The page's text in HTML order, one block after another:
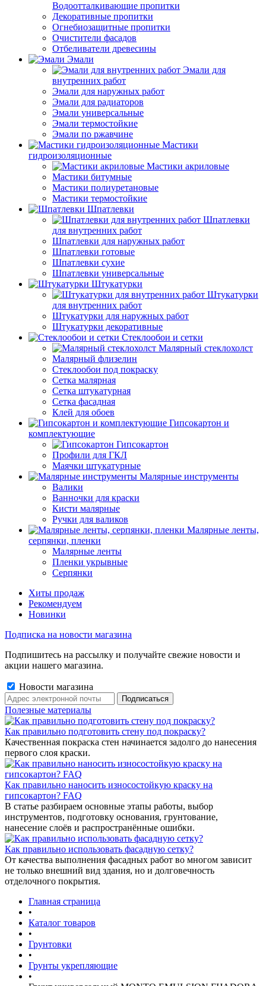
Водоотталкивающие пропитки
Декоративные пропитки
Огнебиозащитные пропитки
Очистители фасадов
Отбеливатели древесины
Эмали
Эмали для
внутренних работ
Эмали для наружных работ
Эмали для радиаторов
Эмали универсальные
Эмали термостойкие
Эмали по ржавчине
Мастики
гидроизоляционные
Мастики акриловые
Мастики битумные
Мастики полиуретановые
Мастики термостойкие
Шпатлевки
Шпатлевки
для внутренних работ
Шпатлевки для наружных работ
Шпатлевки готовые
Шпатлевки сухие
Шпатлевки универсальные
Штукатурки
Штукатурки
для внутренних работ
Штукатурки для наружных работ
Штукатурки декоративные
Стеклообои и сетки
Малярный стеклохолст
Малярный флизелин
Стеклообои под покраску
Сетка малярная
Сетка штукатурная
Сетка фасадная
Клей для обоев
Гипсокартон и
комплектующие
Гипсокартон
Профили для ГКЛ
Маячки штукатурные
Малярные инструменты
Валики
Ванночки для краски
Кисти малярные
Ручки для валиков
Малярные ленты,
серпянки, пленки
Малярные ленты
Пленки укрывные
Серпянки
Хиты продаж
Рекомендуем
Новинки
Подписка на новости магазина
Подпишитесь на рассылку и получайте свежие новости и
акции нашего магазина.
Новости магазина
Полезные материалы
Как правильно подготовить стену под покраску?
Качественная покраска стен начинается задолго до нанесения
первого слоя краски.
Как правильно наносить износостойкую краску на
гипсокартон? FAQ
В статье разбираем основные этапы работы, выбор
инструментов, подготовку основания, грунтование,
нанесение слоёв и распространённые ошибки.
Как правильно использовать фасадную сетку?
От качества выполнения фасадных работ во многом зависит
не только внешний вид здания, но и долговечность
отделочного покрытия.
Главная страница
•
Каталог товаров
•
Грунтовки
•
Грунты укрепляющие
•